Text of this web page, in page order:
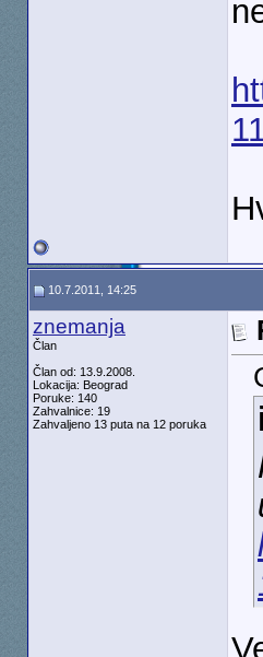
10.7.2011, 14:25
znemanja
Član
Član od: 13.9.2008.
Lokacija: Beograd
Poruke: 140
Zahvalnice: 19
Zahvaljeno 13 puta na 12 poruka